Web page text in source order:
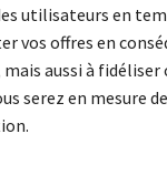
utilisateurs en
vos offres en
aussi à
serez en mesure